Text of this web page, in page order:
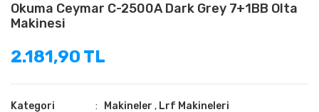
Okuma Ceymar C-2500A Dark Grey 7+1BB Olta
Makinesi
2.181,90 TL
Kategori Makineler , Lrf Makineleri